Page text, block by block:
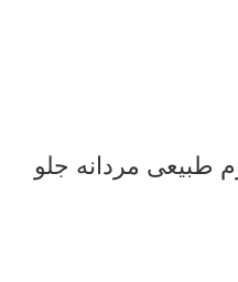
چرم طبیعی مردانه جلو